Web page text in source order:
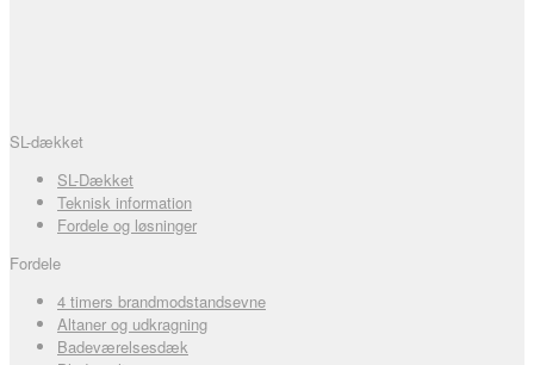
SL-dækket
SL-Dækket
Teknisk information
Fordele og løsninger
Fordele
4 timers brandmodstandsevne
Altaner og udkragning
Badeværelsesdæk